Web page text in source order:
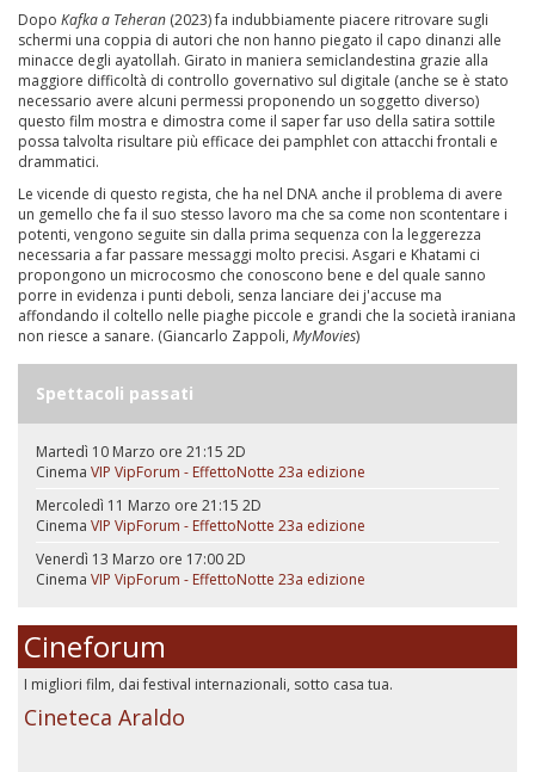
Dopo Kafka a Teheran (2023) fa indubbiamente piacere ritrovare sugli
schermi una coppia di autori che non hanno piegato il capo dinanzi alle
minacce degli ayatollah. Girato in maniera semiclandestina grazie alla
maggiore difficoltà di controllo governativo sul digitale (anche se è stato
necessario avere alcuni permessi proponendo un soggetto diverso)
questo film mostra e dimostra come il saper far uso della satira sottile
possa talvolta risultare più efficace dei pamphlet con attacchi frontali e
drammatici.
Le vicende di questo regista, che ha nel DNA anche il problema di avere
un gemello che fa il suo stesso lavoro ma che sa come non scontentare i
potenti, vengono seguite sin dalla prima sequenza con la leggerezza
necessaria a far passare messaggi molto precisi. Asgari e Khatami ci
propongono un microcosmo che conoscono bene e del quale sanno
porre in evidenza i punti deboli, senza lanciare dei j'accuse ma
affondando il coltello nelle piaghe piccole e grandi che la società iraniana
non riesce a sanare. (Giancarlo Zappoli, MyMovies)
Spettacoli passati
Martedì 10 Marzo ore 21:15 2D
Cinema VIP VipForum - EffettoNotte 23a edizione
Mercoledì 11 Marzo ore 21:15 2D
Cinema VIP VipForum - EffettoNotte 23a edizione
Venerdì 13 Marzo ore 17:002D
Cinema VIP VipForum - EffettoNotte 23a edizione
Cineforum
I migliori film, dai festival internazionali, sotto casa tua.
Cineteca Araldo